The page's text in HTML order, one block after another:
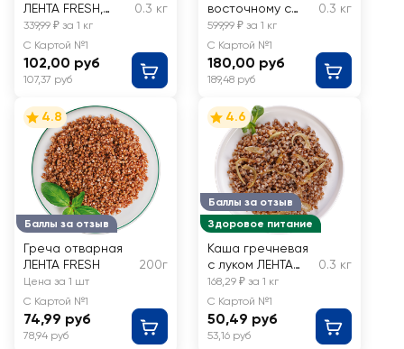
ЛЕНТА FRESH,
весовой
0.3 кг
339,99 ₽ за 1 кг
С Картой №1
102,00 руб
107,37 руб
восточному с
овощами ЛЕНТА
FRESH, весовые
0.3 кг
599,99 ₽ за 1 кг
С Картой №1
180,00 руб
189,48 руб
Баллы за отзыв
4.8
Греча отварная
ЛЕНТА FRESH
200г
Цена за 1 шт
С Картой №1
74,99 руб
78,94 руб
Баллы за отзыв
Здоровое питание
4.6
Каша гречневая
с луком ЛЕНТА
FRESH, весовая
0.3 кг
168,29 ₽ за 1 кг
С Картой №1
50,49 руб
53,16 руб